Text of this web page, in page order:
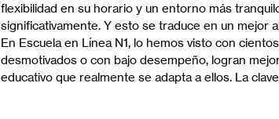
flexibilidad en su horario y un entorno más
significativamente. Y esto se traduce en un mejor
En Escuela en Línea N1, lo hemos visto con
desmotivados o con bajo desempeño, logran
educativo que realmente se adapta a ellos. La